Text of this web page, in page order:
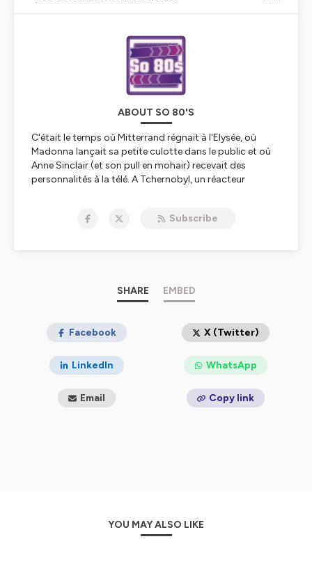
ABOUT SO 80'S
C'était le temps où Mitterrand régnait à l'Elysée, où
Madonna lançait sa petite culotte dans le public et où
Anne Sinclair (et son pull en mohair) recevait des
personnalités à la télé. A Tchernobyl, un réacteur
journaux alors que Balavoine chantait pour la femme
Du cinéma à la télé, en passant par quelques palais
royaux et tribunaux, elles remontent le fil du temps...
et bienvenue en enfance...
Produit par Podcut, retrouvez les autres podcasts du
label sur www.podcut.studio et soutenez nous sur
Subscribe
SHARE EMBED
Facebook X (Twitter)
LinkedIn WhatsApp
Email Copy link
YOU MAY ALSO LIKE